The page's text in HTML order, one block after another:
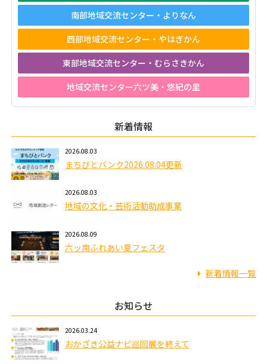
南部地域交流センター・よりなん
西部地域交流センター・やはぎかん
東部地域交流センター・むらさきかん
地域交流センター六ツ美・悠紀の里
新着情報
2026.08.03
まちびとバンク2026.08.04更新
2026.08.03
地域の文化・芸術活動助成事業
2026.08.09
六ッ南ふれあい夏フェスタ
新着情報一覧
お知らせ
2026.03.24
おかざき公益ナビ巡回展を終えて